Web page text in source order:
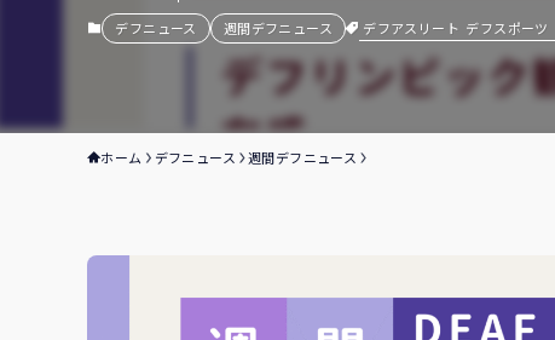
デフニュース 週間デフニュース デフアスリート デフスポーツ
ホーム デフニュース 週間デフニュース